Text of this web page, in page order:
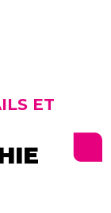
ET